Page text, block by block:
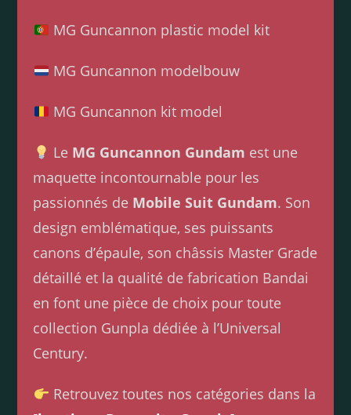
MG Guncannon plastic model kit
MG Guncannon modelbouw
MG Guncannon kit model
Le MG Guncannon Gundam est une
maquette incontournable pour les
passionnés de Mobile Suit Gundam. Son
design emblématique, ses puissants
canons d’épaule, son châssis Master Grade
détaillé et la qualité de fabrication Bandai
en font une pièce de choix pour toute
collection Gunpla dédiée à l’Universal
Century.
Retrouvez toutes nos catégories dans la